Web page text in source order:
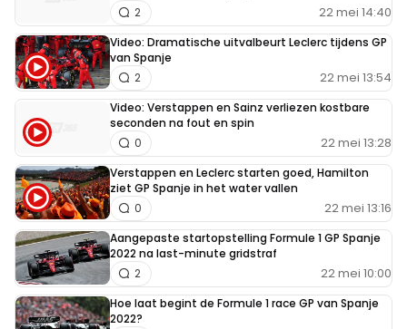
22 mei 14:40
2
Video: Dramatische uitvalbeurt Leclerc tijdens GP
van Spanje
22 mei 13:54
2
Video: Verstappen en Sainz verliezen kostbare
seconden na fout en spin
22 mei 13:28
0
Verstappen en Leclerc starten goed, Hamilton
ziet GP Spanje in het water vallen
22 mei 13:16
0
Aangepaste startopstelling Formule 1 GP Spanje
2022 na last-minute gridstraf
22 mei 10:00
2
Hoe laat begint de Formule 1 race GP van Spanje
2022?